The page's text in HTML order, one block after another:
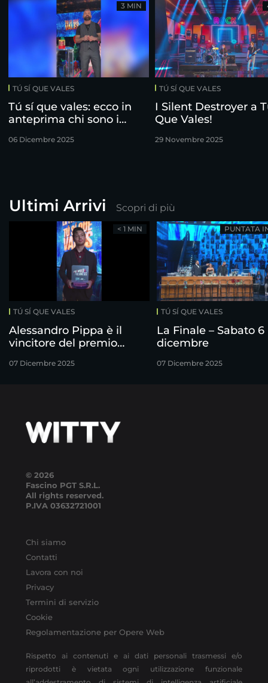
TÚ SÍ QUE VALES
Tú sí que vales: ecco in
anteprima chi sono i
06 Dicembre 2025
3 MIN
TÚ SÍ QUE VALES
I Silent Destroyer a
Que Vales!
29 Novembre 2025
Ultimi Arrivi Scopri di più
TÚ SÍ QUE VALES
Alessandro Pippa è il
vincitore del premio
07 Dicembre 2025
< 1 MIN
TÚ SÍ QUE VALES
La Finale – Sabato 6
dicembre
07 Dicembre 2025
PUNTATA
© 2026
Fascino PGT S.R.L.
All rights reserved.
P.IVA 03632721001
Chi siamo
Contatti
Lavora con noi
Privacy
Termini di servizio
Cookie
Regolamentazione per Opere Web
Rispetto ai contenuti e ai dati personali trasmessi e/o
riprodotti è vietata ogni utilizzazione funzionale